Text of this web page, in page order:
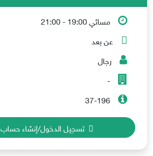
مسائي 19:00 - 21:00
عن بعد
رجال
-
37-196
تسجيل الدخول/إنشاء حساب